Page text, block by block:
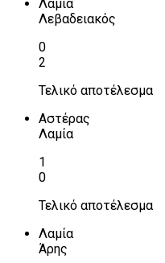
Λαμία
Λεβαδειακός
0
2
Τελικό αποτέλεσμα
Αστέρας
Λαμία
1
0
Τελικό αποτέλεσμα
Λαμία
Άρης